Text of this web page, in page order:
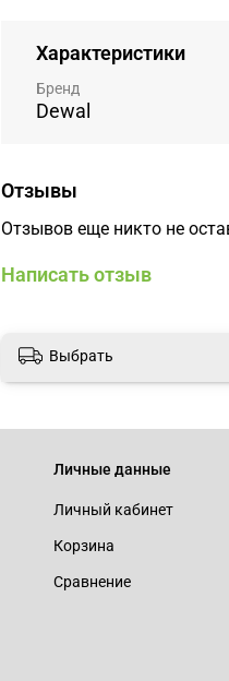
Характеристики
Бренд
Dewal
Отзывы
Отзывов еще никто не
Написать отзыв
Выбрать
Личные данные
Личный кабинет
Корзина
Сравнение